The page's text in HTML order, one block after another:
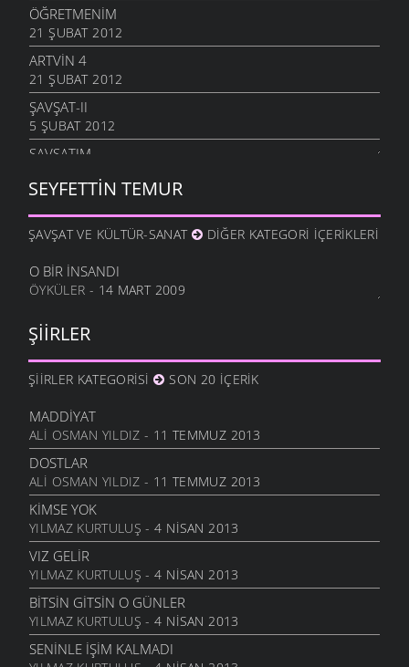
ÖĞRETMENIM
21 ŞUBAT 2012
ARTVIN 4
21 ŞUBAT 2012
ŞAVŞAT-II
5 ŞUBAT 2012
ŞAVŞATIM
METINE
17 OCAK 2012
HALA OĞLU
31 ARALIK 2011
NE OLUR OĞUL
DURDUM
10 ARALIK 2011
ANAM
HESLER
27 KASIM 2011
BILEMEDIM
24 KASIM 2011
VARDIR
5 KASIM 2011
TOPRAKTIR
5 KASIM 2011
BITTI ÖĞRETMENIM
22 AĞUSTOS 2011
SEYFETTIN TEMUR
ŞAVŞAT VE KÜLTÜR-SANAT DIĞER KATEGORI İÇERIKLERI
O BIR İNSANDI
ÖYKÜLER - 14 MART 2009
ŞIIRLER
ŞIIRLER KATEGORISI SON 20 İÇERIK
MADDIYAT
ALI OSMAN YILDIZ - 11 TEMMUZ 2013
DOSTLAR
ALI OSMAN YILDIZ - 11 TEMMUZ 2013
KIMSE YOK
YILMAZ KURTULUŞ - 4 NISAN 2013
VIZ GELIR
YILMAZ KURTULUŞ - 4 NISAN 2013
BITSIN GITSIN O GÜNLER
YILMAZ KURTULUŞ - 4 NISAN 2013
SENINLE İŞIM KALMADI